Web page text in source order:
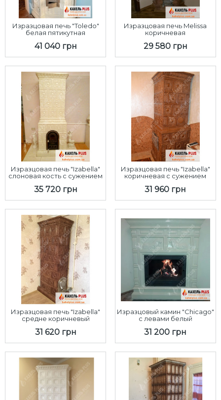
Изразцовая печь "Toledo"
белая пятикутная
41 040 грн
Изразцовая печь Melissa
коричневая
29 580 грн
Изразцовая печь "Izabella"
слоновая кость с сужением
35 720 грн
Изразцовая печь "Izabella"
коричневая с сужением
31 960 грн
Изразцовая печь "Izabella"
средне коричневый
31 620 грн
Изразцовый камин "Chicago"
с левами белый
31 200 грн